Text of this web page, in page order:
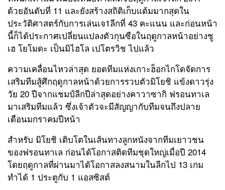
ด้วยอันดับที่ 11 และยังสร้างสถิติเก็บแต้มมากสุดใน
ประวัติศาสตร์กับการเล่นเจ1ลีกที่ 43 คะแนน และก่อนหน้า
นี้ก็ได้ประกาศเปลี่ยนแปลงตัวกุนซือในฤดูกาลหน้าอย่างชู
เฮ โยโมดะ เป็นมิไฮโล เปโตรวิช ไปแล้ว
ความเคลื่อนไหวล่าสุด ยอดทีมแห่งเกาะฮ็อกไกโดจัดการ
เสริมทีมสู้ศึกฤดูกาลหน้าด้วยการรวบตัวมิโยชิ แข้งดาวรุ่ง
วัย 20 ปีจากแชมป์ลีกปีล่าสุดอย่างคาวาซากิ ฟรอนทาเล
มาเสริมทีมแล้ว ซึ่งเจ้าตัวจะมีสัญญากับทีมจนถึงปลาย
เดือนมกราคมปีหน้า
สำหรับ มิโยชิ เติบโตในเส้นทางลูกหนังจากทีมเยาวชน
ของฟรอนทาเล ก่อนได้โอกาสติดทีมชุดใหญ่เมื่อปี 2014
โดยฤดูกาลที่ผ่านมาได้โอกาสลงสนามในลีกไป 13 เกม
ทำได้ 1 ประตูกับ 1 แอสซิสต์